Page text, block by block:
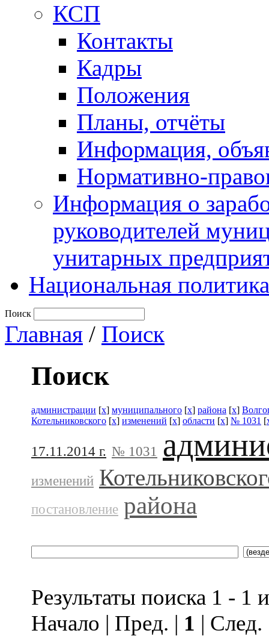
КСП
Контакты
Кадры
Положения
Планы, отчёты
Информация,
Нормативно-
Информация о
руководителей
унитарных
Национальная политика
Поиск
Главная / Поиск
Поиск
администрации [x] муниципального [x] района [x]
Котельниковского [x] изменений [x] области [x] № 1031 [
17.11.2014 г. № 1031
изменений
постановление района
Результаты поиска 1 - 1
Начало | Пред. | 1 |